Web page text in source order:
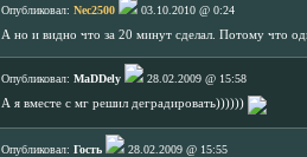
Опубликовал: Nec2500
03.10.2010 @ 0:24
А но и видно что за 20 минут сделал. Потому что
Опубликовал: MaDDely
28.02.2009 @ 15:58
А я вместе с мг решил деградировать))))))
Опубликовал: Гость
28.02.2009 @ 15:55